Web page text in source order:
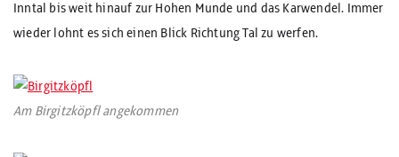
Inntal bis weit hinauf zur Hohen Munde und das Karwendel. Immer
wieder lohnt es sich einen Blick Richtung Tal zu werfen.
Am Birgitzköpfl angekommen